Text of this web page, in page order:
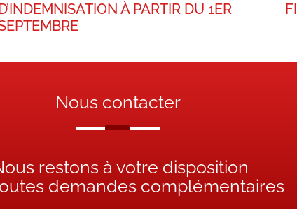
À PARTIR DU 1ER
Nous contacter
restons à votre disposition
demandes complémentaires